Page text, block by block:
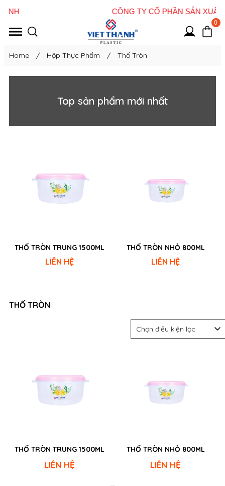
0
Home / Hộp Thực Phẩm / Thố Tròn
Top sản phẩm mới nhất
THỐ TRÒN TRUNG 1500ML
LIÊN HỆ
THỐ TRÒN NHỎ 800ML
LIÊN HỆ
THỐ TRÒN TRUNG 1500ML
LIÊN HỆ
THỐ TRÒN NHỎ 800ML
LIÊN HỆ
Chọn điều kiện lọc
THỐ TRÒN